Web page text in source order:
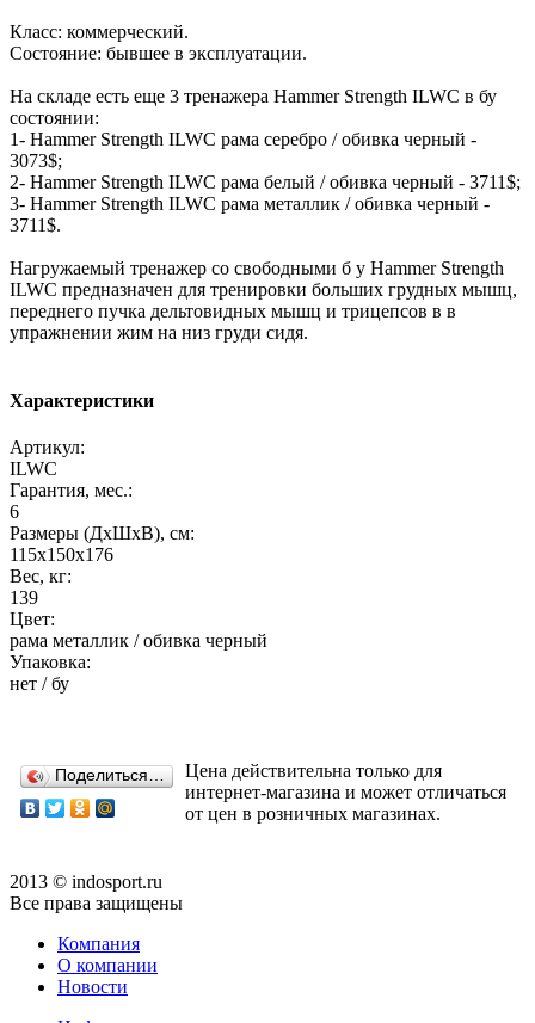
Класс: коммерческий.
Состояние: бывшее в эксплуатации.
На складе есть еще 3 тренажера Hammer Strength ILWC в бу
состоянии:
1- Hammer Strength ILWC рама серебро / обивка черный -
3073$;
2- Hammer Strength ILWC рама белый / обивка черный - 3711$;
3- Hammer Strength ILWC рама металлик / обивка черный -
3711$.
Нагружаемый тренажер со свободными б у Hammer Strength
ILWC предназначен для тренировки больших грудных мышц,
переднего пучка дельтовидных мышц и трицепсов в в
упражнении жим на низ груди сидя.
Характеристики
Артикул:
ILWC
Гарантия, мес.:
6
Размеры (ДхШхВ), см:
115x150x176
Вес, кг:
139
Цвет:
рама металлик / обивка черный
Упаковка:
нет / бу
Поделиться…
Цена действительна только для
интернет-магазина и может отличаться
от цен в розничных магазинах.
2013 © indosport.ru
Все права защищены
Компания
О компании
Новости